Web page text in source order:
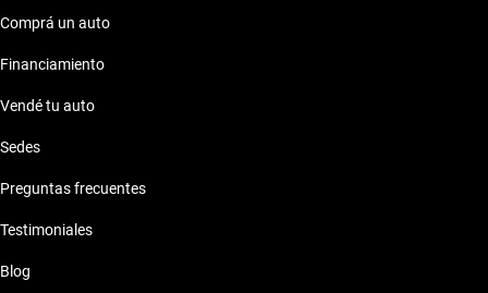
Comprá un auto
Financiamiento
Vendé tu auto
Sedes
Preguntas frecuentes
Testimoniales
Blog